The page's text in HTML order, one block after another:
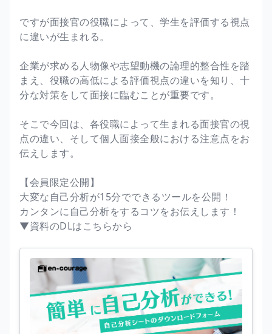
ですが面接官の役職によって、学生を評価する視点
に違いが生まれる。
企業が求める人物像や志望動機の論理的整合性を踏
まえ、役職の高低による評価視点の違いを知り、十
分な対策をして面接に臨むことが重要です。
そこで今回は、各役職によって生まれる面接官の視
点の違い、そして個人面接全般における注意点をお
伝えします。
【会員限定公開】
大変な自己分析が15分でできるツールを公開！
カンタンに自己分析をするコツをお伝えします！
▼資料のDLはこちらから